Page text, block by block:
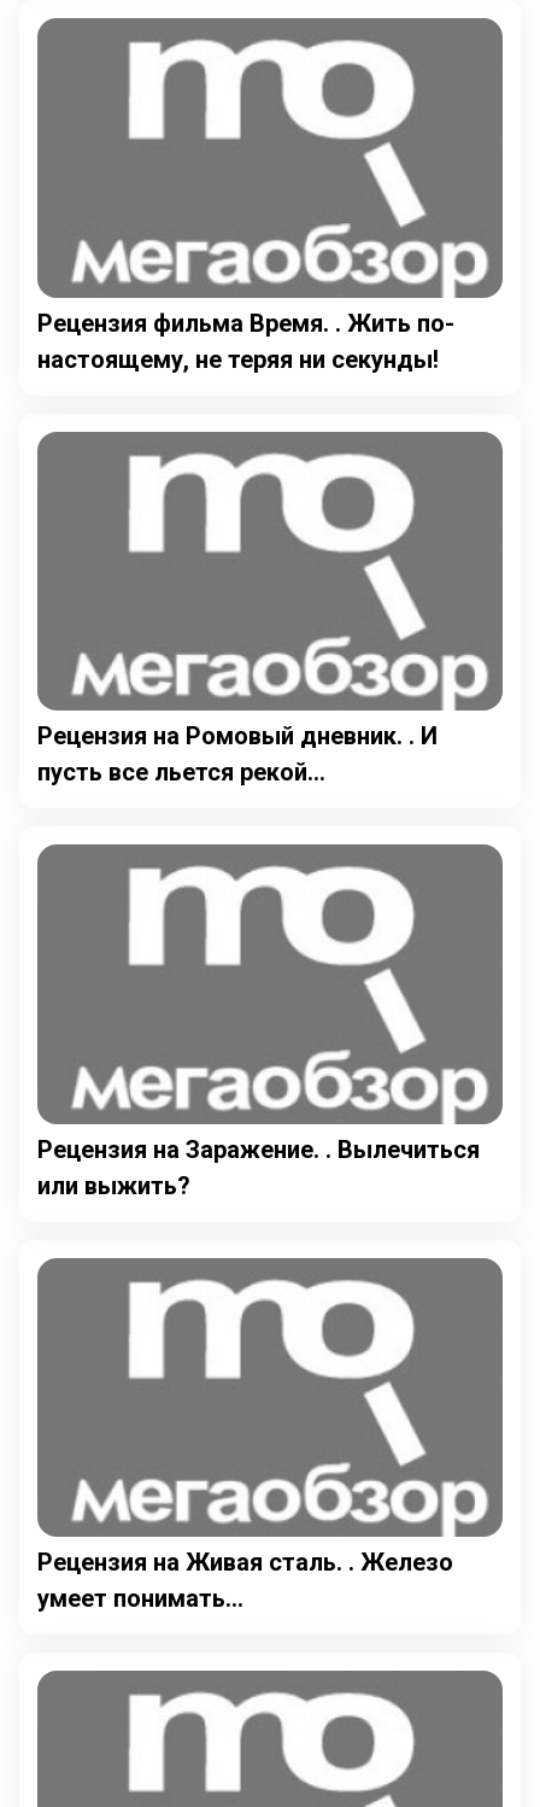
Рецензия фильма Время. . Жить по-
настоящему, не теряя ни секунды!
Рецензия на Ромовый дневник. . И
пусть все льется рекой...
Рецензия на Заражение. . Вылечиться
или выжить?
Рецензия на Живая сталь. . Железо
умеет понимать...